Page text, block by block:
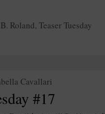
Roland,Teaser Tuesday
#17
Cavallari